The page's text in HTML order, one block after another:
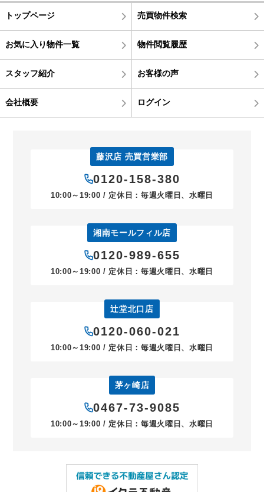
トップページ 売買物件検索
お気に入り物件一覧 物件閲覧履歴
スタッフ紹介 お客様の声
会社概要 ログイン
藤沢店 売買営業部
0120-158-380
10:00～19:00 / 定休日：毎週火曜日、水曜日
湘南モールフィル店
0120-989-655
10:00～19:00 / 定休日：毎週火曜日、水曜日
辻堂北口店
0120-060-021
10:00～19:00 / 定休日：毎週火曜日、水曜日
茅ヶ崎店
0467-73-9085
10:00～19:00 / 定休日：毎週火曜日、水曜日